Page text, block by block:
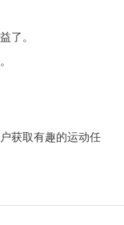
了。
获取有趣的运动任